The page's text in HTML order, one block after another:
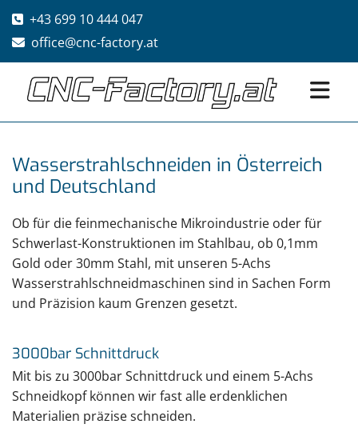
 +43 699 10 444 047
 office@cnc-factory.at
Wasserstrahlschneiden in Österreich
und Deutschland
Ob für die feinmechanische Mikroindustrie oder für
Schwerlast-Konstruktionen im Stahlbau, ob 0,1mm
Gold oder 30mm Stahl, mit unseren 5-Achs
Wasserstrahlschneidmaschinen sind in Sachen Form
und Präzision kaum Grenzen gesetzt.
3000bar Schnittdruck
Mit bis zu 3000bar Schnittdruck und einem 5-Achs
Schneidkopf können wir fast alle erdenklichen
Materialien präzise schneiden.